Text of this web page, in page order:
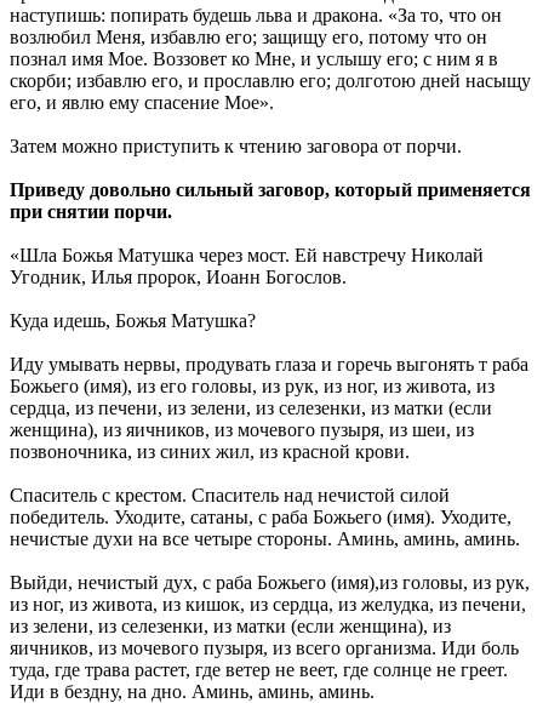
наступишь: попирать будешь льва и дракона. «За то, что он
возлюбил Меня, избавлю его; защищу его, потому что он
познал имя Мое. Воззовет ко Мне, и услышу его; с ним я в
скорби; избавлю его, и прославлю его; долготою дней насыщу
его, и явлю ему спасение Мое».
Затем можно приступить к чтению заговора от порчи.
Приведу довольно сильный заговор, который применяется
при снятии порчи.
«Шла Божья Матушка через мост. Ей навстречу Николай
Угодник, Илья пророк, Иоанн Богослов.
Куда идешь, Божья Матушка?
Иду умывать нервы, продувать глаза и горечь выгонять т раба
Божьего (имя), из его головы, из рук, из ног, из живота, из
сердца, из печени, из зелени, из селезенки, из матки (если
женщина), из яичников, из мочевого пузыря, из шеи, из
позвоночника, из синих жил, из красной крови.
Спаситель с крестом. Спаситель над нечистой силой
победитель. Уходите, сатаны, с раба Божьего (имя). Уходите,
нечистые духи на все четыре стороны. Аминь, аминь, аминь.
Выйди, нечистый дух, с раба Божьего (имя),из головы, из рук,
из ног, из живота, из кишок, из сердца, из желудка, из печени,
из зелени, из селезенки, из матки (если женщина), из
яичников, из мочевого пузыря, из всего организма. Иди боль
туда, где трава растет, где ветер не веет, где солнце не греет.
Иди в бездну, на дно. Аминь, аминь, аминь.